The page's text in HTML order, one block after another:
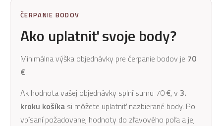
ČERPANIE BODOV
Ako uplatniť svoje body?
Minimálna výška objednávky pre čerpanie bodov je 70
€.
Ak hodnota vašej objednávky splní sumu 70 €, v 3.
kroku košíka si môžete uplatniť nazbierané body. Po
vpísaní požadovanej hodnoty do zľavového poľa a jej